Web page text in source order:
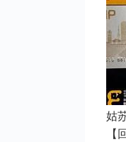
姑